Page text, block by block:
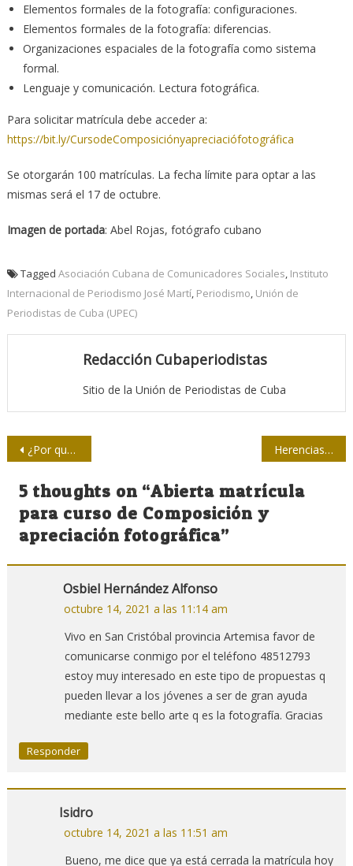
Elementos formales de la fotografía: configuraciones.
Elementos formales de la fotografía: diferencias.
Organizaciones espaciales de la fotografía como sistema
formal.
Lenguaje y comunicación. Lectura fotográfica.
Para solicitar matrícula debe acceder a:
https://bit.ly/CursodeComposiciónyapreciaciófotográfica
Se otorgarán 100 matrículas. La fecha límite para optar a las
mismas será el 17 de octubre.
Imagen de portada: Abel Rojas, fotógrafo cubano
Tagged Asociación Cubana de Comunicadores Sociales Instituto
Internacional de Periodismo José Martí, Periodismo Unión de
Periodistas de Cuba (UPEC)
Redacción Cubaperiodistas
Sitio de la Unión de Periodistas de Cuba
Navegación
de
entradas
¿Por qué el Palmar de Junco? Herencias para la épica
5 thoughts on “Abierta matrícula
para curso de Composición y
apreciación fotográfica”
Osbiel Hernández Alfonso
octubre 14, 2021 a las 11:14 am
Vivo en San Cristóbal provincia Artemisa favor de
comunicarse conmigo por el teléfono 48512793
estoy muy interesado en este tipo de propuestas q
pueden llevar a los jóvenes a ser de gran ayuda
mediante este bello arte q es la fotografía. Gracias
Responder
Isidro
octubre 14, 2021 a las 11:51 am
Bueno, me dice que ya está cerrada la matrícula hoy